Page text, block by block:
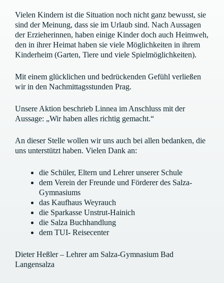
Vielen Kindern ist die Situation noch nicht ganz bewusst, sie
sind der Meinung, dass sie im Urlaub sind. Nach Aussagen
der Erzieherinnen, haben einige Kinder doch auch Heimweh,
den in ihrer Heimat haben sie viele Möglichkeiten in ihrem
Kinderheim (Garten, Tiere und viele Spielmöglichkeiten).
Mit einem glücklichen und bedrückenden Gefühl verließen
wir in den Nachmittagsstunden Prag.
Unsere Aktion beschrieb Linnea im Anschluss mit der
Aussage: „Wir haben alles richtig gemacht.“
An dieser Stelle wollen wir uns auch bei allen bedanken, die
uns unterstützt haben. Vielen Dank an:
die Schüler, Eltern und Lehrer unserer Schule
dem Verein der Freunde und Förderer des Salza-
Gymnasiums
das Kaufhaus Weyrauch
die Sparkasse Unstrut-Hainich
die Salza Buchhandlung
dem TUI- Reisecenter
Dieter Heßler – Lehrer am Salza-Gymnasium Bad
Langensalza